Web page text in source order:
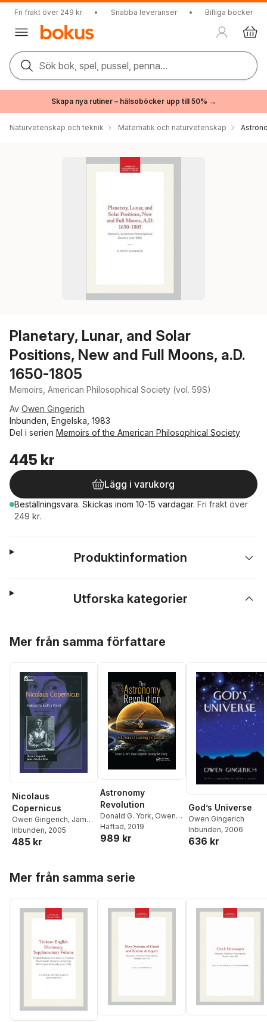
Fri frakt över 249 kr • Snabba leveranser • Billiga böcker
Sök bok, spel, pussel, penna...
Skapa nya rutiner – hälsoböcker upp till 50% →
Naturvetenskap och teknik Matematik och naturvetenskap
Planetary, Lunar, and Solar
Positions, New and Full Moons, a.D.
1650-1805
Memoirs, American Philosophical Society (vol. 59S)
Av Owen Gingerich
Inbunden, Engelska, 1983
Del i serien Memoirs of the American Philosophical Society
445 kr
Lägg i varukorg
Beställningsvara. Skickas inom 10-15 vardagar. Fri frakt över
249 kr.
Produktinformation
Utforska kategorier
Mer från samma författare
Nicolaus
Copernicus
Owen Gingerich, James
MacLachlan
Inbunden, 2005
485 kr
Astronomy
Revolution
Donald G. York, Owen
Gingerich,Shuang-Nan
Zhang
Häftad, 2019
989 kr
God’s Universe
Owen Gingerich
Inbunden, 2006
636 kr
Mer från samma serie